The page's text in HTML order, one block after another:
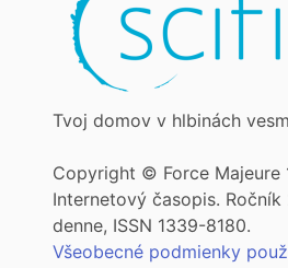
Tvoj domov v hlbinách
Copyright © Force Majeure
Internetový časopis.
denne, ISSN 1339-8180.
Všeobecné podmienky